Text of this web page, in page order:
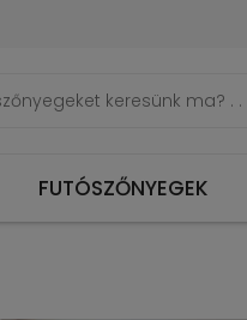
FUTÓSZŐNYEGEK